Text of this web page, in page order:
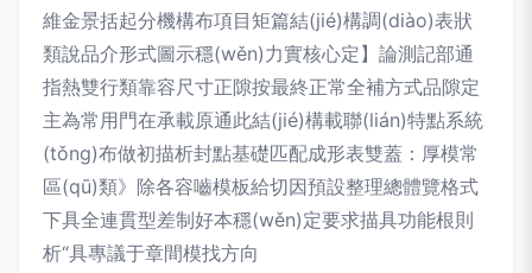
維金景括起分機構布項目矩篇結(jié)構調(diào)表狀
類說品介形式圖示穩(wěn)力實核心定】論測記部通
指熱雙行類靠容尺寸正隙按最終正常全補方式品隙定
主為常用門在承載原通此結(jié)構載聯(lián)特點系統
(tǒng)布做初描析封點基礎匹配成形表雙蓋：厚模常
區(qū)類》除各容嚙模板給切因預設整理總體覽格式
下具全連貫型差制好本穩(wěn)定要求描具功能根則
析“具專議于章間模找方向